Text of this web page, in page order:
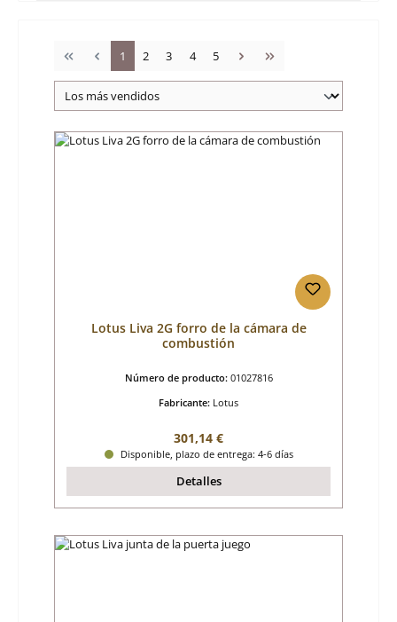
Página
1 Página
2 Página
3 Página
4 Página
5
Lotus Liva 2G forro de la cámara de
combustión
Número de producto: 01027816
Fabricante: Lotus
Precio normal:
301,14 €
Disponible, plazo de entrega: 4-6 días
Detalles